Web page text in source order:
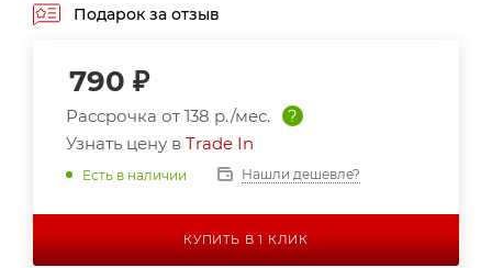
Подарок за отзыв
790 ₽
Рассрочка от 138 р./мес.
?
Узнать цену в Trade In
Есть в наличии Нашли дешевле?
КУПИТЬ В 1 КЛИК